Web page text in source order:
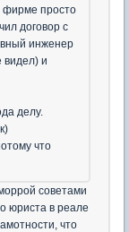
фирме просто
договор с
инженер
видел) и
делу.
что
советами
юриста в реале
что